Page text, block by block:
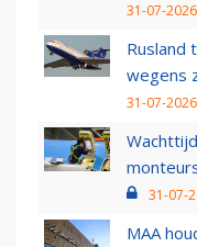
31-07-
Rusland
wegens
31-07-
31-07-
MAA